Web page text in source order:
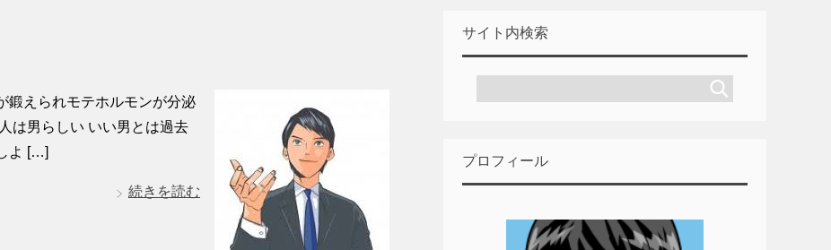
鍛えられモテホルモンが分泌
は男らしい いい男とは過去
よ […]
続きを読む
サイト内検索
プロフィール